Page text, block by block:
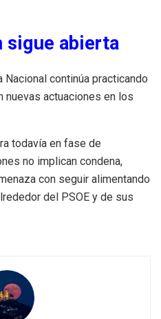
sigue abierta
Nacional continúa practicando
nuevas actuaciones en los
todavía en fase de
no implican condena,
con seguir alimentando
del PSOE y de sus